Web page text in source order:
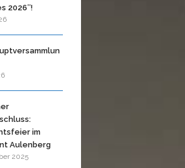
2026″!
im
Aulenberg
2025